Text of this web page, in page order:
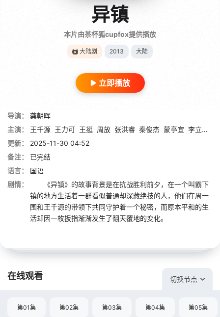
异镇
本片由茶杯狐cupfox提供播放
大陆剧 2013 大陆
立即播放
导演：
龚朝晖
主演：
王千源 王力可 王挺 周放 张洪睿 秦俊杰 蒙亭宜 李立群
更新：
2025-11-30 04:52
备注：
已完结
语言：
国语
剧情：
《异镇》的故事背景是在抗战胜利前夕，在一个叫霸下
镇的地方生活着一群看似普通却深藏绝技的人，他们在周一
围和王千源的带领下共同守护着一个秘密，而原本平和的生
活却因一枚扳指渐渐发生了翻天覆地的变化。
在线观看 切换节点
第01集 第02集 第03集 第04集 第05集